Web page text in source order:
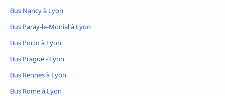
Bus Nancy à Lyon
Bus Paray-le-Monial à Lyon
Bus Porto à Lyon
Bus Prague - Lyon
Bus Rennes à Lyon
Bus Rome à Lyon